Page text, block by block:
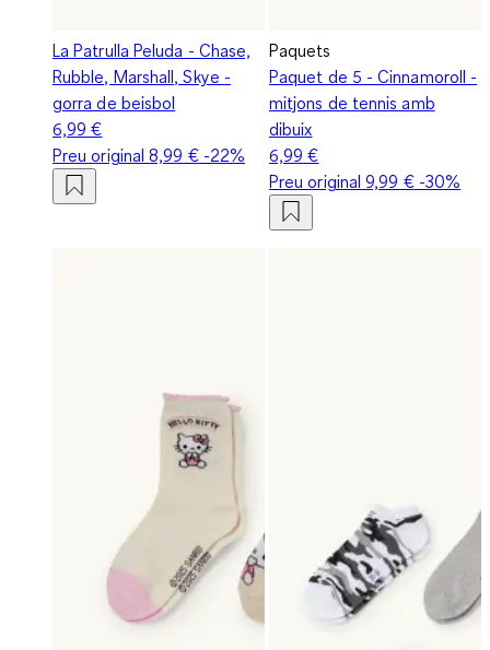
La Patrulla Peluda - Chase,
Rubble, Marshall, Skye -
gorra de beisbol
6,99 €
Preu original8,99 €-22%
Paquets
Paquet de 5 - Cinnamoroll -
mitjons de tennis amb
dibuix
6,99 €
Preu original9,99 €-30%